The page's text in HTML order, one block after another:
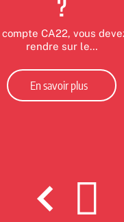
?
CA22, vous
rendre sur le…
En savoir plus